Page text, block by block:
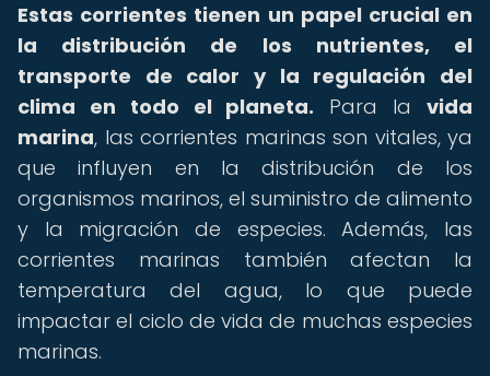
Estas corrientes tienen un papel crucial en
la distribución de los nutrientes, el
transporte de calor y la regulación del
clima en todo el planeta. Para lavida
marina, las corrientes marinas son vitales, ya
que influyen en la distribución de los
organismos marinos, el suministro de alimento
y la migración de especies. Además, las
corrientes marinas también afectan la
temperatura del agua, lo que puede
impactar el ciclo de vida de muchas especies
marinas.